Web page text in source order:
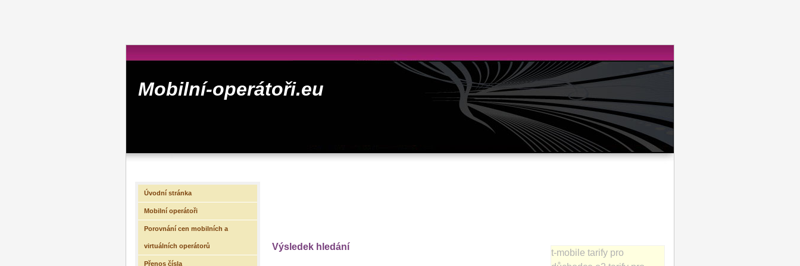
Mobilní-operátoři.eu
t-mobile tarify pro
Výsledek hledání
Úvodní stránka
Mobilní operátoři
Porovnání cen mobilních a
virtuálních operátorů
Přenos čísla